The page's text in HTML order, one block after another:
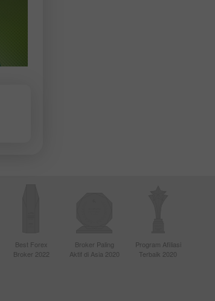
Best Forex
Broker 2022
Broker Paling
Aktif di Asia 2020
Program Afiliasi
Terbaik 2020